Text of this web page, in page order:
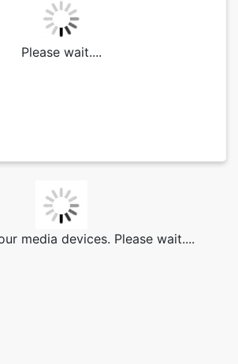
Please wait....
media devices. Please wait....